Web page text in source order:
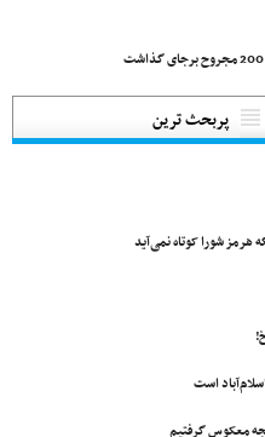
پربحث ترین
است
معکوس گرفتیم